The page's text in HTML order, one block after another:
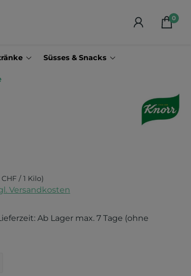
0
Süsses & Snacks
/ 1 Kilo)
Versandkosten
Ab Lager max. 7 Tage (ohne
Gib den gewünschten